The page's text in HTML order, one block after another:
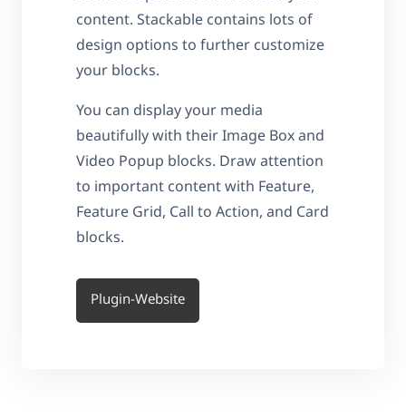
content. Stackable contains lots of
design options to further customize
your blocks.
You can display your media
beautifully with their Image Box and
Video Popup blocks. Draw attention
to important content with Feature,
Feature Grid, Call to Action, and Card
blocks.
Plugin-Website